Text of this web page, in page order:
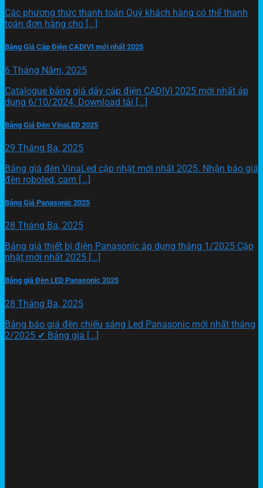
Các phương thức thanh toán Quý khách hàng có thể thanh
toán đơn hàng cho [...]
Bảng Giá Cáp Điện CADIVI mới nhất 2025
6 Tháng Năm, 2025
Catalogue bảng giá dây cáp điện CADIVI 2025 mới nhất áp
dụng 6/10/2024. Download tải [...]
Bảng Giá Đèn VinaLED 2025
29 Tháng Ba, 2025
Bảng giá đèn VinaLed cập nhật mới nhất 2025. Nhận báo giá
đèn roboled, cam [...]
Bảng Giá Panasonic 2025
28 Tháng Ba, 2025
Bảng giá thiết bị điện Panasonic áp dụng tháng 1/2025 Cập
nhật mới nhất 2025 [...]
Bảng giá Đèn LED Panasonic 2025
28 Tháng Ba, 2025
Bảng báo giá đèn chiếu sáng Led Panasonic mới nhất tháng
2/2025 ✔ Bảng giá [...]